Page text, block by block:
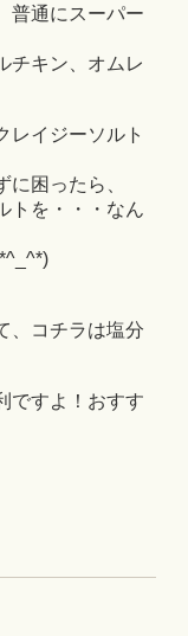
普通にスーパー
チキン、オムレ
レイジーソルト
困ったら、
トを・・・なん
、コチラは塩分
ですよ！おすす